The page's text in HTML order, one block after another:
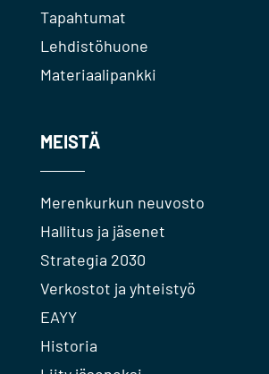
Tapahtumat
Lehdistöhuone
Materiaalipankki
MEISTÄ
Merenkurkun neuvosto
Hallitus ja jäsenet
Strategia 2030
Verkostot ja yhteistyö
EAYY
Historia